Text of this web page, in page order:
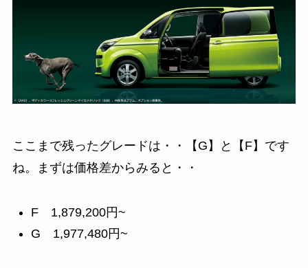
ここまで残ったグレードは・・【G】と【F】です
ね。まずは価格差からみると・・
F 1,879,200円~
G 1,977,480円~